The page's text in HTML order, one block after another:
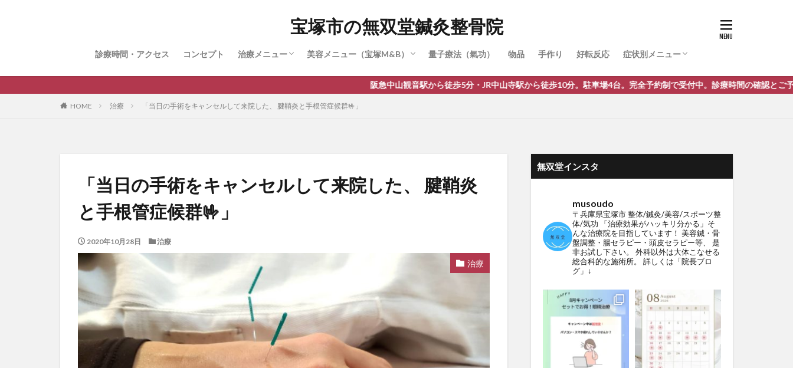
宝塚市の無双堂鍼灸整骨院
診療時間・アクセス コンセプト 治療メニュー
おまかせ治療・特別治療
整体（SPT療法）
鍼治療
花粉症治療
猫背・身長伸ばし治療
顎関節症治療
眼精疲労治療（眼窩内刺鍼）
腸セラピー
頭皮セラピー
パルストレーナー（3Dパルス）
美容メニュー（宝塚M&B）
繁式骨盤調整 (骨盤矯正)
肋骨調整（肋骨締め）
リムーブ(脂肪)
麗華鍼（美容鍼）
顔バランス＆小顔矯正
量子療法（氣功） 物品 手作り 好転反応 症状別メニュー
ぎっくり腰
腰痛・痔
肩こり・首・喉の痛み・風邪
捻挫
膝関節痛・半月板損傷・股関節
肉離れ・打ち身（打撲）・虫刺され・火傷
アトピー･肌荒れ･皮膚疾患・ガングリオン
骨折・脱臼・靭帯損傷・骨粗しょう症
頭痛・味覚・嗅覚障害・めまい・耳関連
顎関節症
五十肩
ストレートネック
うつ・パニック障害・自律神経失調症・不
外反母趾・へバーデン・ばね指・リウマチ
突き指・外脛骨・腱鞘炎・手根管症候群
低身長・発育遅延・赤ちゃん・逆子
斜頚・尿結石・腹部肛門周りのお悩み
TFCC損傷
ガン・しびれ・神経麻痺・脳梗塞・静脈瘤
三叉神経痛
阪急中山観音駅から徒歩5分・JR中山寺駅から徒歩10分。駐車場4台。完全予約制で受付中。診療時間の確認とご予約はこちらから
HOME 治療 「当日の手術をキャンセルして来院した、 腱鞘炎と手根管症候群🤟」
「当日の手術をキャンセルして来院した、 腱鞘炎
と手根管症候群🤟」
2020年10月28日 治療
治療
無双堂インスタ
musoudo
〒兵庫県宝塚市整体/鍼灸/美容/スポーツ整
体/気功 「治療効果がハッキリ分かる」そ
んな治療院を目指しています！ 美容鍼・骨
盤調整・腸セラピー・頭皮セラピー等、
是
非お試し下さい。
外科以外は大体こなせる
総合科的な施術所。
詳しくは「院長ブロ
グ」↓